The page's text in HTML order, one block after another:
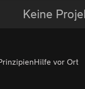
Keine
Hilfe vor Ort